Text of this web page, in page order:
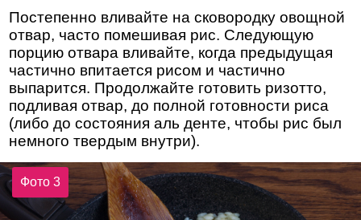
Постепенно вливайте на сковородку овощной
отвар, часто помешивая рис. Следующую
порцию отвара вливайте, когда предыдущая
частично впитается рисом и частично
выпарится. Продолжайте готовить ризотто,
подливая отвар, до полной готовности риса
(либо до состояния аль денте, чтобы рис был
немного твердым внутри).
Фото 3